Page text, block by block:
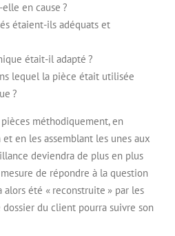
en cause ?
étaient-ils adéquats et
était-il adapté ?
lequel la pièce était utilisée
?
méthodiquement, en
en les assemblant les unes aux
deviendra de plus en plus
de répondre à la question
été « reconstruite » par les
du client pourra suivre son